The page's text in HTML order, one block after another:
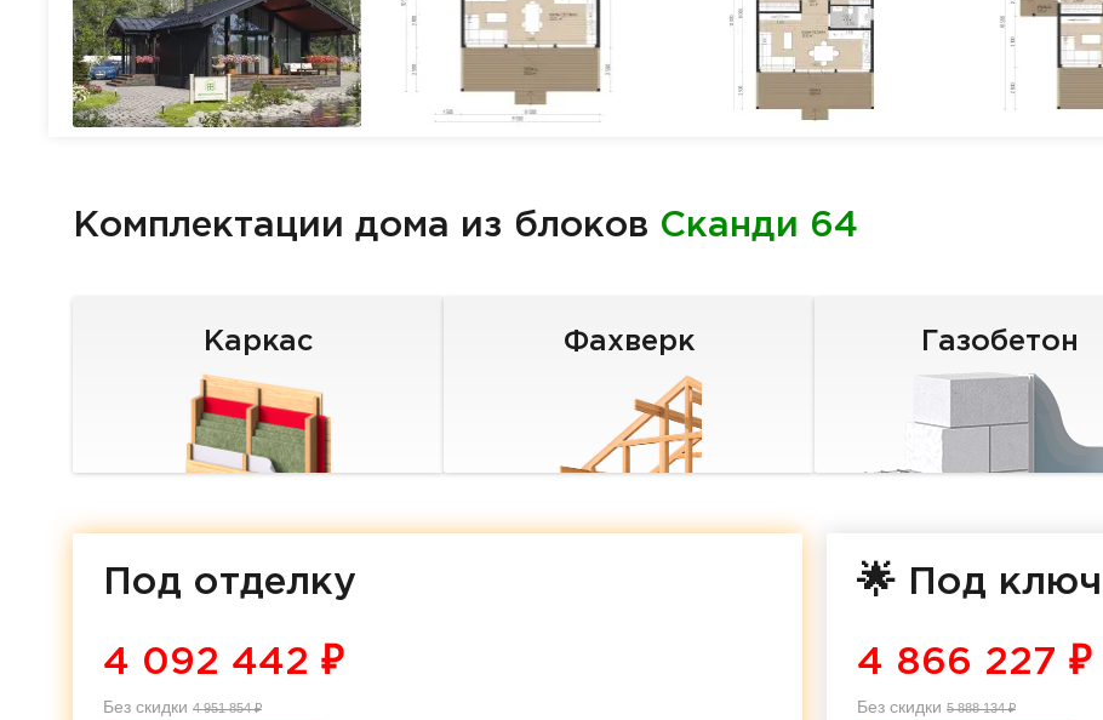
Комплектации дома из блоков Сканди 64
Каркас Фахверк Газобетон
Под отделку
4 092 442 ₽
Без скидки 4 951 854₽
🌟 Под
4 866 227 ₽
Без скидки 5 888 134₽